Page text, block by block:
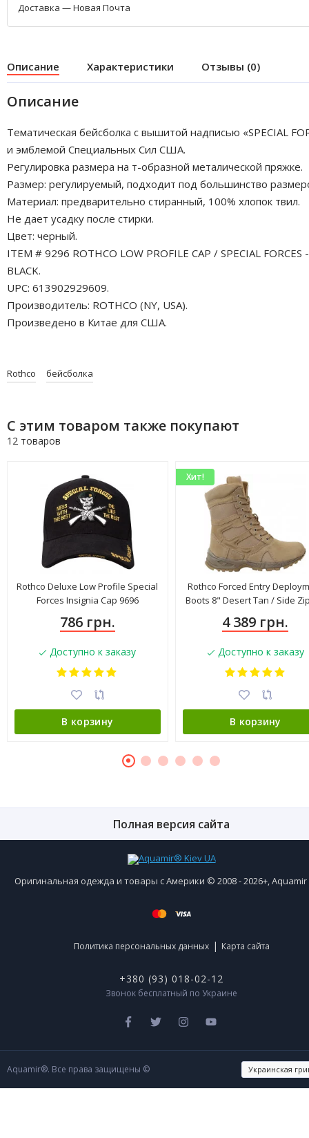
Доставка — Новая Почта
Описание Характеристики Отзывы (0)
Описание
Тематическая бейсболка с вышитой надписью «SPECIAL
и эмблемой Специальных Сил США.
Регулировка размера на т-образной металической пряжке.
Размер: регулируемый, подходит под большинство
Материал: предварительно стиранный, 100% хлопок твил.
Не дает усадку после стирки.
Цвет: черный.
ITEM # 9296 ROTHCO LOW PROFILE CAP / SPECIAL FORCES -
BLACK.
UPC: 613902929609.
Производитель: ROTHCO (NY, USA).
Произведено в Китае для США.
Rothco бейсболка
С этим товаром также покупают
12 товаров
Rothco Deluxe Low Profile Special
Forces Insignia Cap 9696
786 грн.
Доступно к заказу
В корзину
Хит!
Rothco Forced Entry
Boots 8" Desert Tan / Side
4 389 грн.
Доступно к заказу
В корзину
Полная версия сайта
Оригинальная одежда и товары с Америки © 2008 - 2026+,
Политика персональных данных | Карта сайта
+380 (93) 018-02-12
Звонок бесплатный по Украине
Aquamir®. Все права защищены ©